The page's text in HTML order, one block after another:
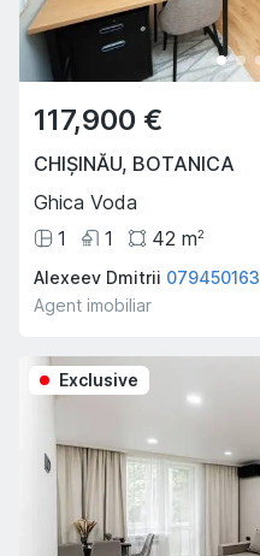
117,900 €
CHIȘINĂU, BOTANICA
Ghica Voda
1
1 42 m2
Alexeev Dmitrii 079450163
Agent imobiliar
Exclusive